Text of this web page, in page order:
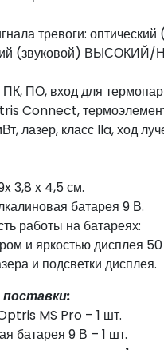
тревоги:
(звуковой) ВЫСОКИЙ/
ПО, вход для
Connect,
лазер, класс IIa, ход
3,8 x 4,5 см.
батарея 9 В.
работы на батареях:
и яркостью дисплея 50
и подсветки дисплея.
MS Pro – 1 шт.
батарея 9 В – 1 шт.